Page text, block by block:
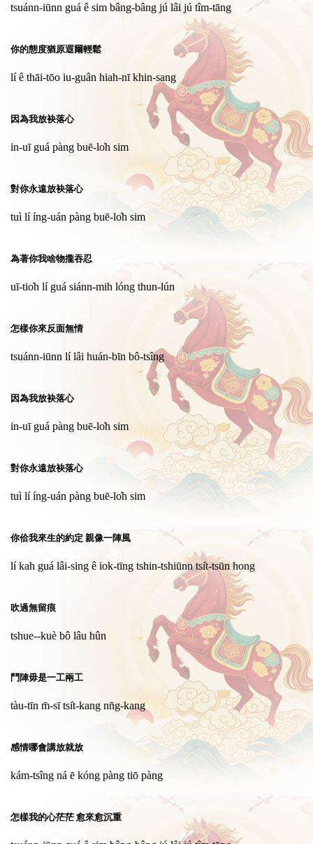
tsuánn-iūnn guá ê sim bâng-bâng jú lâi jú tîm-tāng
你的態度猶原遐爾輕鬆
lí ê thāi-tōo iu-guân hiah-nī khin-sang
因為我放袂落心
in-uī guá pàng buē-lo̍h sim
對你永遠放袂落心
tuì lí íng-uán pàng buē-lo̍h sim
為著你我啥物攏吞忍
uī-tio̍h lí guá siánn-mih lóng thun-lún
怎樣你來反面無情
tsuánn-iūnn lí lâi huán-bīn bô-tsîng
因為我放袂落心
in-uī guá pàng buē-lo̍h sim
對你永遠放袂落心
tuì lí íng-uán pàng buē-lo̍h sim
你佮我來生的約定 親像一陣風
lí kah guá lâi-sing ê iok-tīng tshin-tshiūnn tsi̍t-tsūn hong
吹過無留痕
tshue--kuè bô lâu hûn
鬥陣毋是一工兩工
tàu-tīn m̄-sī tsi̍t-kang nn̄g-kang
感情哪會講放就放
kám-tsîng ná ē kóng pàng tiō pàng
怎樣我的心茫茫 愈來愈沉重